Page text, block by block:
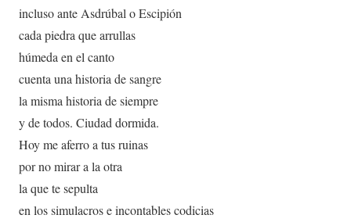
incluso ante Asdrúbal o Escipión
cada piedra que arrullas
húmeda en el canto
cuenta una historia de sangre
la misma historia de siempre
y de todos. Ciudad dormida.
Hoy me aferro a tus ruinas
por no mirar a la otra
la que te sepulta
en los simulacros e incontables codicias